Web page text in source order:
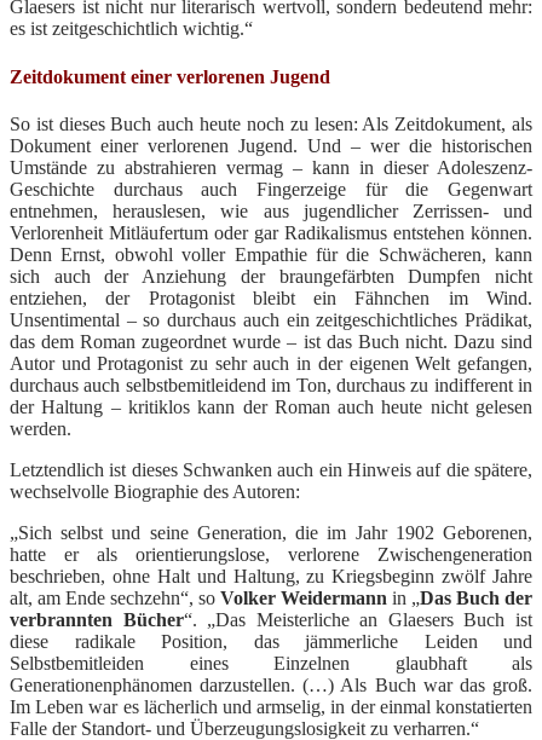
Glaesers ist nicht nur literarisch wertvoll, sondern bedeutend mehr:
es ist zeitgeschichtlich wichtig.“
Zeitdokument einer verlorenen Jugend
So ist dieses Buch auch heute noch zu lesen: Als Zeitdokument, als
Dokument einer verlorenen Jugend. Und – wer die historischen
Umstände zu abstrahieren vermag – kann in dieser Adoleszenz-
Geschichte durchaus auch Fingerzeige für die Gegenwart
entnehmen, herauslesen, wie aus jugendlicher Zerrissen- und
Verlorenheit Mitläufertum oder gar Radikalismus entstehen können.
Denn Ernst, obwohl voller Empathie für die Schwächeren, kann
sich auch der Anziehung der braungefärbten Dumpfen nicht
entziehen, der Protagonist bleibt ein Fähnchen im Wind.
Unsentimental – so durchaus auch ein zeitgeschichtliches Prädikat,
das dem Roman zugeordnet wurde – ist das Buch nicht. Dazu sind
Autor und Protagonist zu sehr auch in der eigenen Welt gefangen,
durchaus auch selbstbemitleidend im Ton, durchaus zu indifferent in
der Haltung – kritiklos kann der Roman auch heute nicht gelesen
werden.
Letztendlich ist dieses Schwanken auch ein Hinweis auf die spätere,
wechselvolle Biographie des Autoren:
„Sich selbst und seine Generation, die im Jahr 1902 Geborenen,
hatte er als orientierungslose, verlorene Zwischengeneration
beschrieben, ohne Halt und Haltung, zu Kriegsbeginn zwölf Jahre
alt, am Ende sechzehn“, so Volker Weidermann in „Das Buch der
verbrannten Bücher“. „Das Meisterliche an Glaesers Buch ist
diese radikale Position, das jämmerliche Leiden und
Selbstbemitleiden eines Einzelnen glaubhaft als
Generationenphänomen darzustellen. (…) Als Buch war das groß.
Im Leben war es lächerlich und armselig, in der einmal konstatierten
Falle der Standort- und Überzeugungslosigkeit zu verharren.“